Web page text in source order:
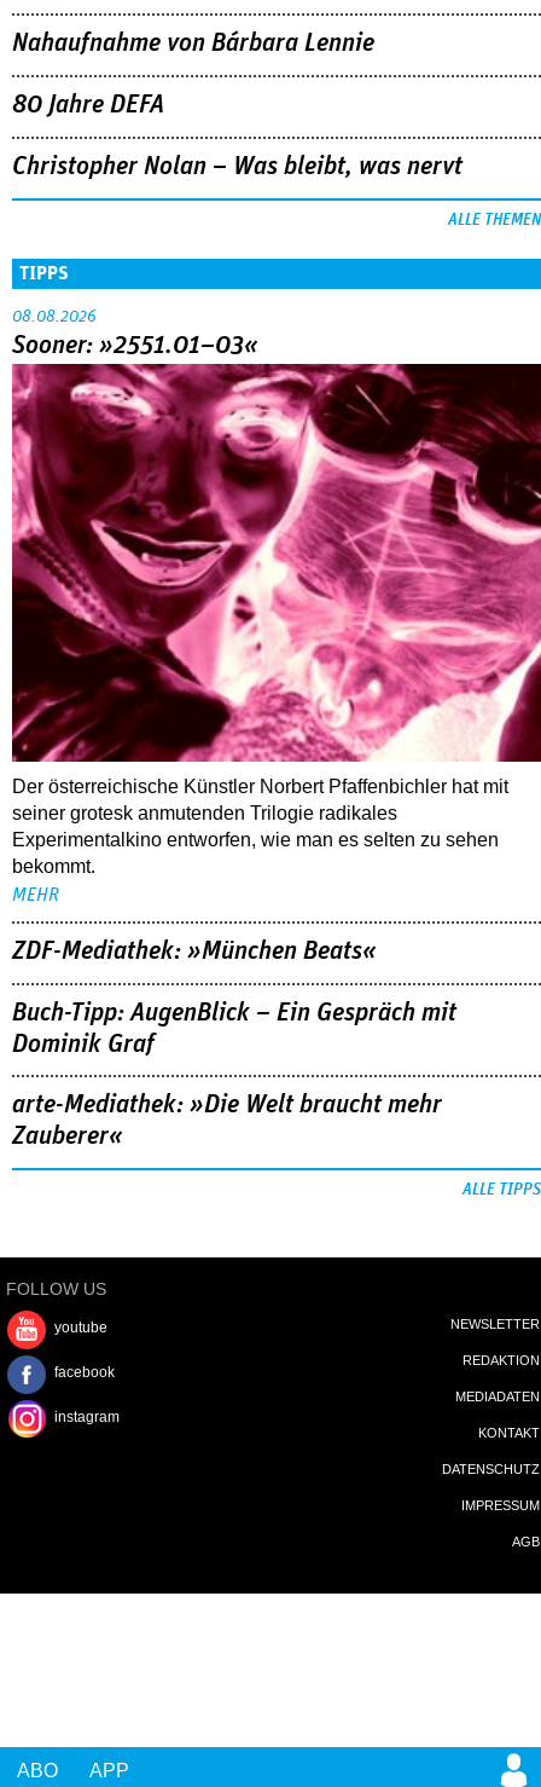
ABO APP
Nahaufnahme von Bárbara Lennie
80 Jahre DEFA
Christopher Nolan – Was bleibt, was nervt
ALLE THEMEN
TIPPS
08.08.2026
Sooner: »2551.01–03«
Der österreichische Künstler Norbert Pfaffenbichler hat mit
seiner grotesk anmutenden Trilogie radikales
Experimentalkino entworfen, wie man es selten zu sehen
bekommt.
MEHR
ZDF-Mediathek: »München Beats«
Buch-Tipp: AugenBlick – Ein Gespräch mit
Dominik Graf
arte-Mediathek: »Die Welt braucht mehr
Zauberer«
ALLE TIPPS
FOLLOW US
youtube
facebook
instagram
NEWSLETTER
REDAKTION
MEDIADATEN
KONTAKT
DATENSCHUTZ
IMPRESSUM
AGB